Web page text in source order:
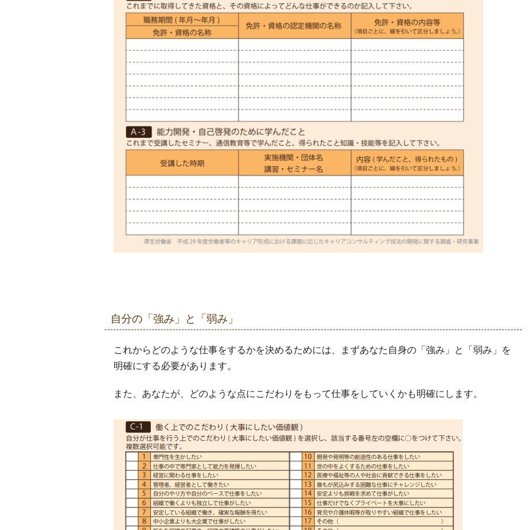
自分の「強み」と「弱み」
これからどのような仕事をするかを決めるためには、まずあなた自身の「強み」と「弱み」を
明確にする必要があります。
また、あなたが、どのような点にこだわりをもって仕事をしていくかも明確にします。